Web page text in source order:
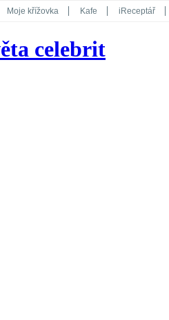
Moje křížovka Kafe iReceptář
celebrit